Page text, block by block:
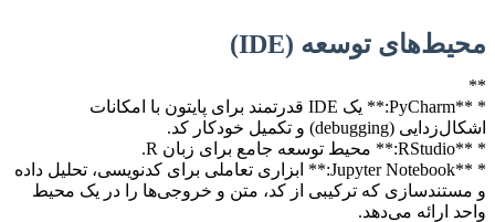
محیط‌های توسعه (IDE)
**
* **PyCharm:** یک IDE قدرتمند برای پایتون با امکانات
اشکال‌زدایی (debugging) و تکمیل خودکار کد.
* **RStudio:** محیط توسعه جامع برای زبان R.
* **Jupyter Notebook:** ابزاری تعاملی برای کدنویسی، تحلیل داده
و مستندسازی که ترکیبی از کد، متن و خروجی‌ها را در یک محیط
واحد ارائه می‌دهد.